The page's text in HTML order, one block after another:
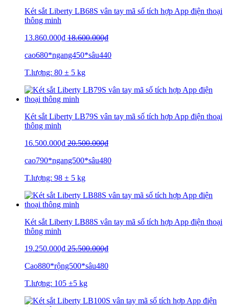
Két sắt Liberty LB68S vân tay mã số tích hợp App điện thoại
thông minh
13.860.000₫ 18.600.000₫
cao680*ngang450*sâu440
T.lượng: 80 ± 5 kg
Két sắt Liberty LB79S vân tay mã số tích hợp App điện thoại
thông minh
16.500.000₫ 20.500.000₫
cao790*ngang500*sâu480
T.lượng: 98 ± 5 kg
Két sắt Liberty LB88S vân tay mã số tích hợp App điện thoại
thông minh
19.250.000₫ 25.500.000₫
Cao880*rộng500*sâu480
T.lượng: 105 ±5 kg